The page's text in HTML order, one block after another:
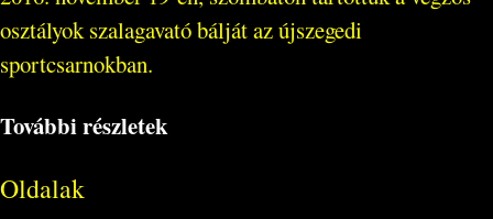
osztályok szalagavató bálját az újszegedi
sportcsarnokban.
További részletek
Oldalak